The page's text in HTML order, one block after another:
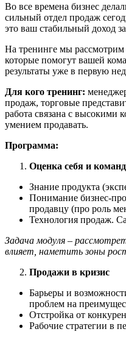
Во все времена бизнес
сильный отдел продаж
это ваш стабильный доход
На тренинге мы
которые помогут вашей
результаты уже в первую
Для кого тренинг:
продаж, торговые
работа связана с
умением продавать.
Программа:
Оценка себя и
Знание продукта
Понимание бизнес-
продавцу (про роль
Технология продаж.
Задача модуля –
влияет, наметить зоны
Продажи в кризис
Барьеры и
проблем на
Отстройка от
Рабочие стратегии в